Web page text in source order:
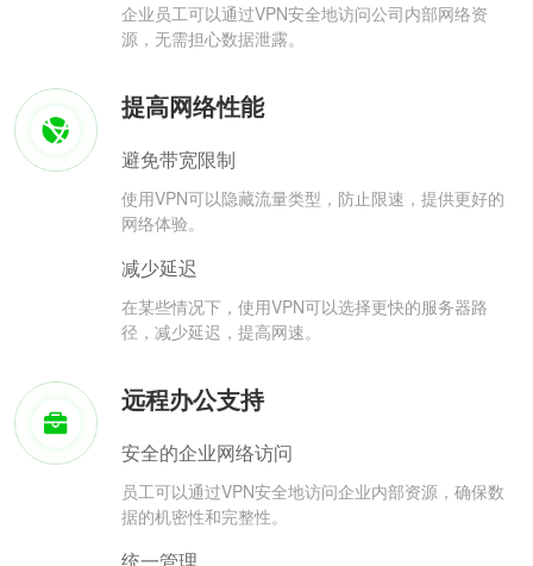
企业员工可以通过VPN安全地访问公司内部网络资
源，无需担心数据泄露。
提高网络性能
避免带宽限制
使用VPN可以隐藏流量类型，防止限速，提供更好的
网络体验。
减少延迟
在某些情况下，使用VPN可以选择更快的服务器路
径，减少延迟，提高网速。
远程办公支持
安全的企业网络访问
员工可以通过VPN安全地访问企业内部资源，确保数
据的机密性和完整性。